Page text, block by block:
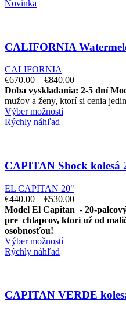
Novinka
CALIFORNIA
CALIFORNIA
€670.00 – €840.00
Doba vyskladania: 2-5 dní
mužov a ženy, ktorí si cenia
Výber možností
Rýchly náhľad
CAPITAN Shock kolesá
EL CAPITAN 20"
€440.00 – €530.00
Model El Capitan - 20-
pre chlapcov, ktorí už od
osobnosťou!
Výber možností
Rýchly náhľad
CAPITAN VERDE